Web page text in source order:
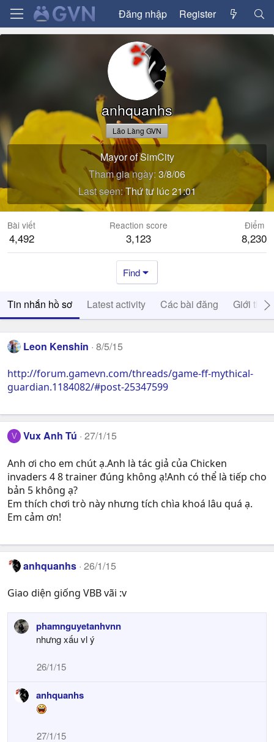
Đăng nhập Register
anhquanhs
Lão Làng GVN
Mayor of SimCity
Tham gia ngày 3/8/06
Last seen Thứ tư lúc 21:01
Bài viết
4,492
Reaction score
3,123
Điểm
8,230
Find
Tin nhắn hồ sơ Latest activity Các bài đăng Giới thiệu
Leon Kenshin 8/5/15
http://forum.gamevn.com/threads/game-ff-mythical-
guardian.1184082/#post-25347599
V Vux Anh Tú 27/1/15
Anh ơi cho em chút ạ.Anh là tác giả của Chicken
invaders 4 8 trainer đúng không ạ!Anh có thể là tiếp cho
bản 5 không ạ?
Em thích chơi trò này nhưng tích chìa khoá lâu quá ạ.
Em cảm ơn!
anhquanhs 26/1/15
Giao diện giống VBB vãi :v
phamnguyetanhvnn
nhưng xấu vl ý
26/1/15
anhquanhs
27/1/15